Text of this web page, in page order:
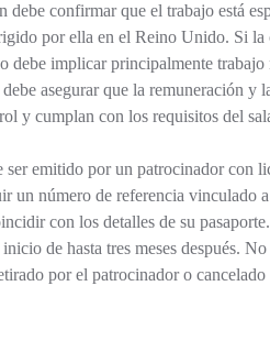
confirmar que el trabajo está
por ella en el Reino Unido. Si
debe implicar principalmente
asegurar que la remuneración y
y cumplan con los requisitos del
emitido por un patrocinador con
número de referencia vinculado
con los detalles de su
de hasta tres meses después.
por el patrocinador o